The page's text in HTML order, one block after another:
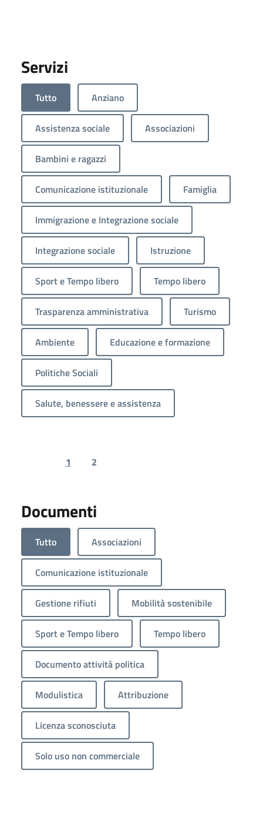
Servizi
Tutto Anziano
Assistenza sociale Associazioni
Bambini e ragazzi
Comunicazione istituzionale Famiglia
Immigrazione e Integrazione sociale
Integrazione sociale Istruzione
Sport e Tempo libero Tempo libero
Trasparenza amministrativa Turismo
Ambiente Educazione e formazione
Politiche Sociali
Salute, benessere e assistenza
Previous page
1 2
Documenti
Tutto Associazioni
Comunicazione istituzionale
Gestione rifiuti Mobilità sostenibile
Sport e Tempo libero Tempo libero
Documento attività politica
Modulistica Attribuzione
Licenza sconosciuta
Solo uso non commerciale